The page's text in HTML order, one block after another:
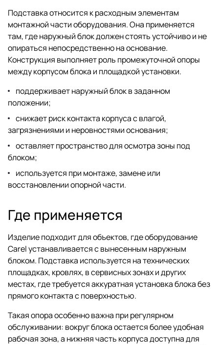
Подставка относится к расходным элементам
монтажной части оборудования. Она применяется
там, где наружный блок должен стоять устойчиво и не
опираться непосредственно на основание.
Конструкция выполняет роль промежуточной опоры
между корпусом блока и площадкой установки.
поддерживает наружный блок в заданном
положении;
снижает риск контакта корпуса с влагой,
загрязнениями и неровностями основания;
оставляет пространство для осмотра зоны под
блоком;
используется при монтаже, замене или
восстановлении опорной части.
Где применяется
Изделие подходит для объектов, где оборудование
Carel устанавливается с вынесенным наружным
блоком. Подставка используется на технических
площадках, кровлях, в сервисных зонах и других
местах, где требуется аккуратная установка блока без
прямого контакта с поверхностью.
Такая опора особенно важна при регулярном
обслуживании: вокруг блока остается более удобная
рабочая зона, а нижняя часть корпуса доступна для